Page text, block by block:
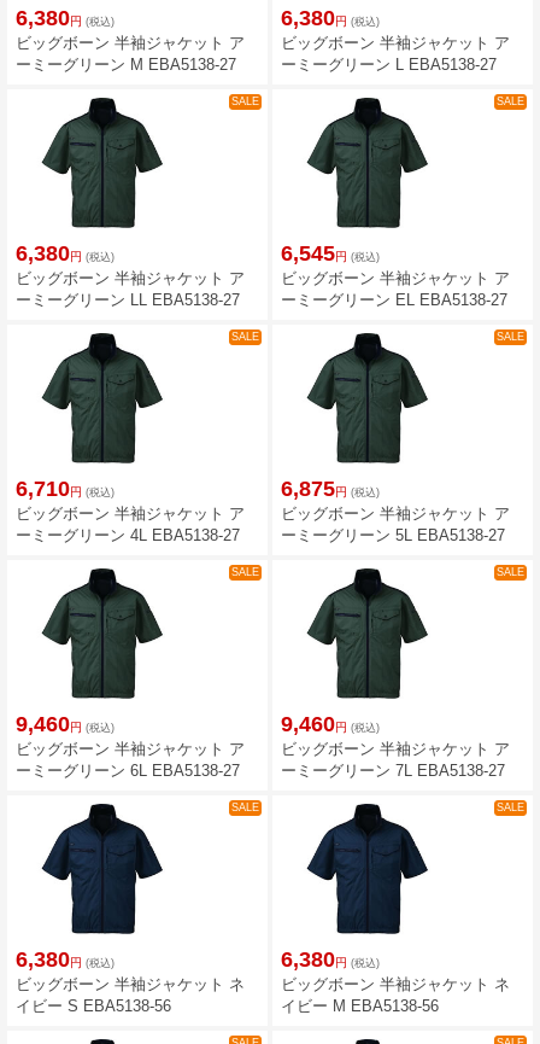
6,380円 (税込)
ビッグボーン 半袖ジャケット ア
ーミーグリーン M EBA5138-27
6,380円 (税込)
ビッグボーン 半袖ジャケット ア
ーミーグリーン L EBA5138-27
SALE
6,380円 (税込)
ビッグボーン 半袖ジャケット ア
ーミーグリーン LL EBA5138-27
SALE
6,545円 (税込)
ビッグボーン 半袖ジャケット ア
ーミーグリーン EL EBA5138-27
SALE
6,710円 (税込)
ビッグボーン 半袖ジャケット ア
ーミーグリーン 4L EBA5138-27
SALE
6,875円 (税込)
ビッグボーン 半袖ジャケット ア
ーミーグリーン 5L EBA5138-27
SALE
9,460円 (税込)
ビッグボーン 半袖ジャケット ア
ーミーグリーン 6L EBA5138-27
SALE
9,460円 (税込)
ビッグボーン 半袖ジャケット ア
ーミーグリーン 7L EBA5138-27
SALE
6,380円 (税込)
ビッグボーン 半袖ジャケット ネ
イビー S EBA5138-56
SALE
6,380円 (税込)
ビッグボーン 半袖ジャケット ネ
イビー M EBA5138-56